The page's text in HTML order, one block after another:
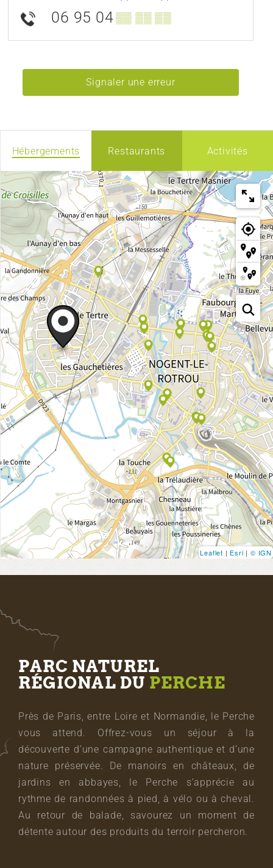
06 95 04▒▒ ▒▒ ▒▒
Signaler une erreur
Hébergements Restaurants Activités
Leaflet | Esri | © IGN
PARC NATUREL
RÉGIONAL DU PERCHE
Près de Paris, entre Loire et Normandie, le Perche
vous attend. Offrez-vous un séjour à la
découverte d’une campagne authentique et d’une
nature préservée. De manoirs en châteaux, de
jardins en abbayes, le Perche s’apprécie au
rythme de randonnées à pied, à vélo ou à cheval.
Au retour de balade, savourez un moment de
détente autour des produits du terroir percheron.